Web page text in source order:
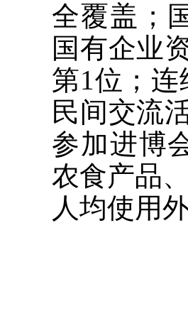
全覆盖；
国有企业
第1位；
民间交流
参加进博
农食产品
人均使用